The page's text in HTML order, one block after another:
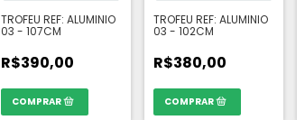
TROFEU REF: ALUMINIO
03 - 107CM
R$390,00
TROFEU REF: ALUMINIO
03 - 102CM
R$380,00